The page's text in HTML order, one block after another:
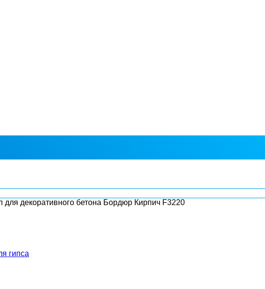
для декоративного бетона Бордюр Кирпич F3220